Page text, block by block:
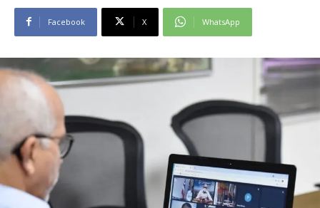
Facebook X WhatsApp